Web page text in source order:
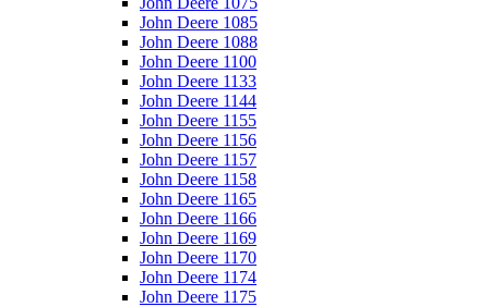
John Deere 1085
John Deere 1088
John Deere 1100
John Deere 1133
John Deere 1144
John Deere 1155
John Deere 1156
John Deere 1157
John Deere 1158
John Deere 1165
John Deere 1166
John Deere 1169
John Deere 1170
John Deere 1174
John Deere 1175